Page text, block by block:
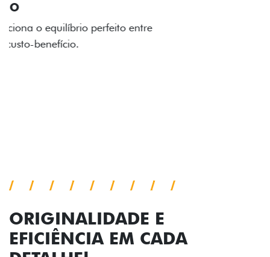
RODAS DE LIGA-LEVE
As rodas de liga leve com desenho dinâmico e
acabamento diamantado elevam o estilo do Fiat
ORIGINALIDADE E
EFICIÊNCIA EM CADA